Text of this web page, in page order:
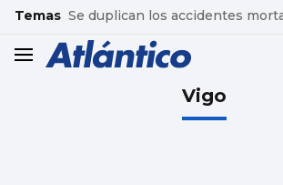
common.go-to-content
Temas Se duplican los accidentes
header.menu.open
Vigo